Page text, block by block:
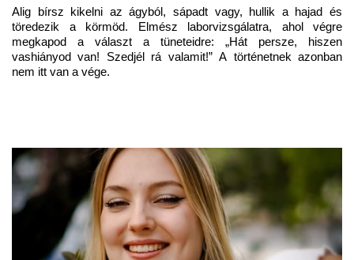
Alig bírsz kikelni az ágyból, sápadt vagy, hullik a hajad és
töredezik a körmöd. Elmész laborvizsgálatra, ahol végre
megkapod a választ a tüneteidre: „Hát persze, hiszen
vashiányod van! Szedjél rá valamit!” A történetnek azonban
nem itt van a vége.